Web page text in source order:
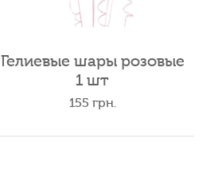
Гелиевые шары розовые
1 шт
155 грн.